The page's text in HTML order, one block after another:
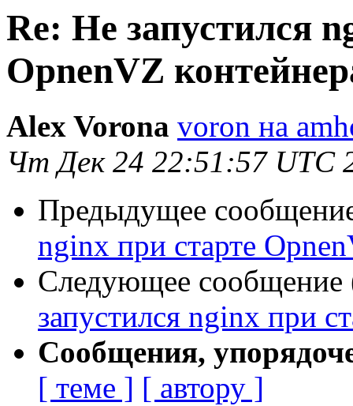
Re: Не запустился
OpnenVZ
Alex Vorona voron на
Чт Дек 24 22:51:57 UTC
Предыдущее
nginx при старте
Следующее сообщение
запустился nginx при
Сообщения,
[ теме ] [ автору ]